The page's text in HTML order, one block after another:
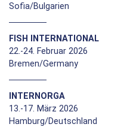
Sofia/Bulgarien
FISH INTERNATIONAL
22.-24. Februar 2026
Bremen/Germany
INTERNORGA
13.-17. März 2026
Hamburg/Deutschland